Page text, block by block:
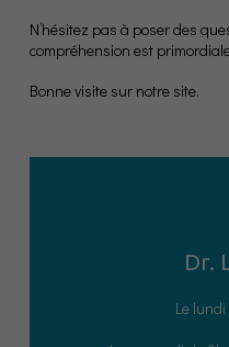
N’hésitez pas à poser des
compréhension est
Bonne visite sur notre site.
Dr.
Le